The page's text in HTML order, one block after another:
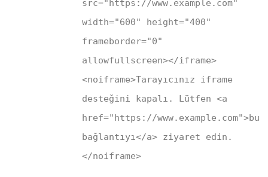
src="https://www.example.com"
width="600" height="400"
frameborder="0"
allowfullscreen></iframe>
<noiframe>Tarayıcınız iframe
desteğini kapalı. Lütfen <a
href="https://www.example.com">bu
bağlantıyı</a> ziyaret edin.
</noiframe>